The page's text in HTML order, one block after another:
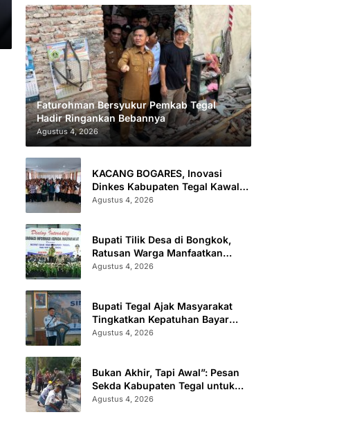
Faturohman Bersyukur Pemkab Tegal
Hadir Ringankan Bebannya
Agustus 4, 2026
KACANG BOGARES, Inovasi
Dinkes Kabupaten Tegal Kawal
Kesehatan Remaja Putri Cegah
Agustus 4, 2026
Bupati Tilik Desa di Bongkok,
Ratusan Warga Manfaatkan
Layanan Kesehatan dan
Agustus 4, 2026
Bupati Tegal Ajak Masyarakat
Tingkatkan Kepatuhan Bayar
Pajak Kendaraan lewat “TULUS
Agustus 4, 2026
Bukan Akhir, Tapi Awal”: Pesan
Sekda Kabupaten Tegal untuk
Calon Paskibraka 2026
Agustus 4, 2026